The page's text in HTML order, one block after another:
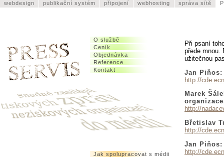
webdesign publikační systém připojení webhosting správa sítě
O službě
Ceník
Objednávka
Reference
Kontakt
Jak spolupracovat s médii
Při psaní
přede mnou.
užitečnou
Jan
http://
Marek
http://
Břetislav
http://
Jan
http://